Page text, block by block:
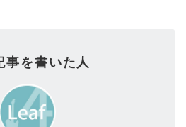
事を書いた人